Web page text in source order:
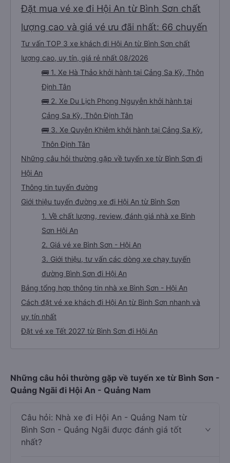
Đặt mua vé xe đi Hội An từ Bình Sơn chất
lượng cao và giá vé ưu đãi nhất: 66 chuyến
Tư vấn TOP 3 xe khách đi Hội An từ Bình Sơn chất
lượng cao, uy tín, giá rẻ nhất 08/2026
🚌 1. Xe Hà Thảo khởi hành tại Cảng Sa Kỳ, Thôn
Định Tân
🚌 2. Xe Du Lịch Phong Nguyễn khởi hành tại
Cảng Sa Kỳ, Thôn Định Tân
🚌 3. Xe Quyên Khiêm khởi hành tại Cảng Sa Kỳ,
Thôn Định Tân
Những câu hỏi thường gặp về tuyến xe từ Bình Sơn đi
Hội An
Thông tin tuyến đường
Giới thiệu tuyến đường xe đi Hội An từ Bình Sơn
1. Về chất lượng, review, đánh giá nhà xe Bình
Sơn Hội An
2. Giá vé xe Bình Sơn - Hội An
3. Giới thiệu, tư vấn các dòng xe chạy tuyến
đường Bình Sơn đi Hội An
Bảng tổng hợp thông tin nhà xe Bình Sơn - Hội An
Cách đặt vé xe khách đi Hội An từ Bình Sơn nhanh và
uy tín nhất
Đặt vé xe Tết 2027 từ Bình Sơn đi Hội An
Những câu hỏi thường gặp về tuyến xe từ Bình Sơn -
Quảng Ngãi đi Hội An - Quảng Nam
Câu hỏi: Nhà xe đi Hội An - Quảng Nam từ
Bình Sơn - Quảng Ngãi được đánh giá tốt
nhất?